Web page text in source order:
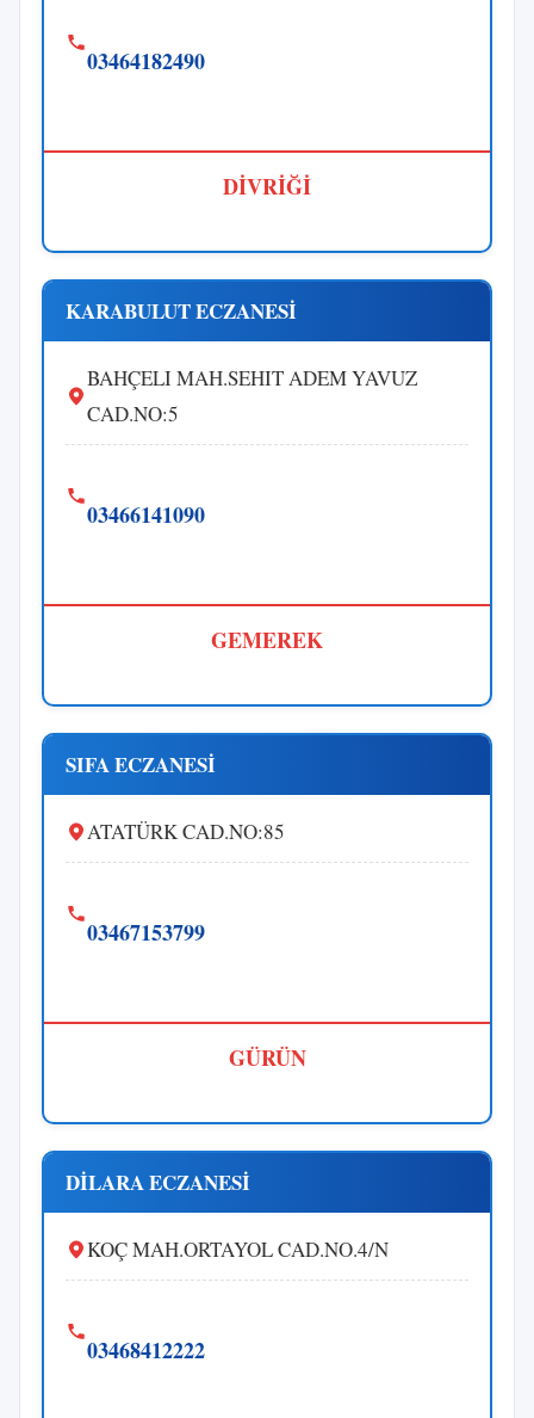
03464182490
DİVRİĞİ
KARABULUT ECZANESİ
BAHÇELI MAH.SEHIT ADEM YAVUZ
CAD.NO:5
03466141090
GEMEREK
SIFA ECZANESİ
ATATÜRK CAD.NO:85
03467153799
GÜRÜN
DİLARA ECZANESİ
KOÇ MAH.ORTAYOL CAD.NO.4/N
03468412222